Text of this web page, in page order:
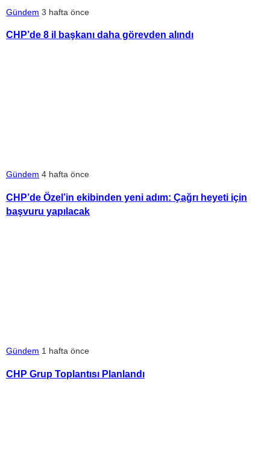
Gündem 3 hafta önce
CHP’de 8 il başkanı daha görevden alındı
Gündem 4 hafta önce
CHP’de Özel’in ekibinden yeni adım: Çağrı heyeti için
başvuru yapılacak
Gündem 1 hafta önce
CHP Grup Toplantısı Planlandı